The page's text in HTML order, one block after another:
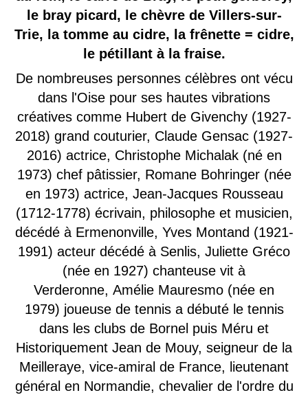
le bray picard, le chèvre de Villers-sur-
Trie, la tomme au cidre, la frênette = cidre,
le pétillant à la fraise.
De nombreuses personnes célèbres ont vécu
dans l'Oise pour ses hautes vibrations
créatives comme Hubert de Givenchy (1927-
2018) grand couturier, Claude Gensac (1927-
2016) actrice, Christophe Michalak (né en
1973) chef pâtissier, Romane Bohringer (née
en 1973) actrice, Jean-Jacques Rousseau
(1712-1778) écrivain, philosophe et musicien,
décédé à Ermenonville, Yves Montand (1921-
1991) acteur décédé à Senlis, Juliette Gréco
(née en 1927) chanteuse vit à
Verderonne, Amélie Mauresmo (née en
1979) joueuse de tennis a débuté le tennis
dans les clubs de Bornel puis Méru et
Historiquement Jean de Mouy, seigneur de la
Meilleraye, vice-amiral de France, lieutenant
général en Normandie, chevalier de l'ordre du